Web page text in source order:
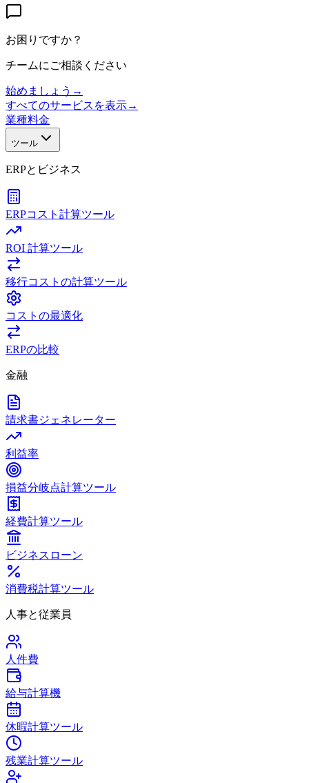
お困りですか？
チームにご相談ください
始めましょう →
すべてのサービスを表示→
業種料金
ツール
ERPとビジネス
ERPコスト計算ツール
ROI 計算ツール
移行コストの計算ツール
コストの最適化
ERPの比較
金融
請求書ジェネレーター
利益率
損益分岐点計算ツール
経費計算ツール
ビジネスローン
消費税計算ツール
人事と従業員
人件費
給与計算機
休暇計算ツール
残業計算ツール